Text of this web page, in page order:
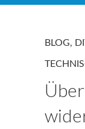
BLOG,